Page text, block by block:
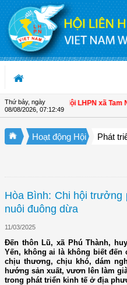
Truy cập nội dung luôn
Thứ bảy, ngày
08/08/2026, 07:12:49
cho hội viên | Hội LHPN xã Tam
Hoạt động Hội Phát
Hòa Bình: Chi hội
nuôi đuông dừa
11/03/2025
Đến thôn Lũ, xã Phú Thành,
Yến, không ai là không biết
chịu thương, chịu khó, dám
hướng sản xuất, vươn lên làm
trong phát triển kinh tế ở địa